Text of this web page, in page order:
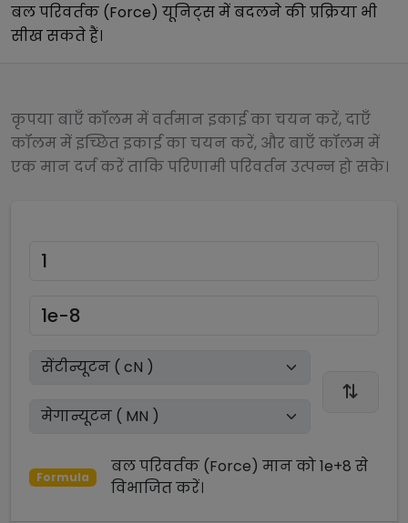
बल परिवर्तक (Force) यूनिट्स में बदलने की प्रक्रिया भी
सीख सकते हैं।
कृपया बाएँ कॉलम में वर्तमान इकाई का चयन करें, दाएँ
कॉलम में इच्छित इकाई का चयन करें, और बाएँ कॉलम में
एक मान दर्ज करें ताकि परिणामी परिवर्तन उत्पन्न हो सके।
Formula
बल परिवर्तक (Force) मान को1e+8 से
विभाजितकरें।